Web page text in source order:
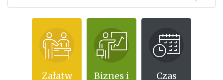
Załatw
Biznes i
Czas